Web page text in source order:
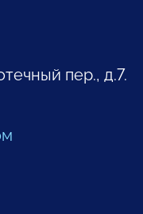
пер., д.7.